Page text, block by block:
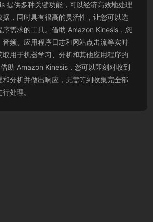
提供多种关键功能，可以经济高效地处理
据，同时具有很高的灵活性，让您可以选
序需求的工具。借助 Amazon Kinesis，您
音频、应用程序日志和网站点击流等实时
取用于机器学习、分析和其他应用程序的
助 Amazon Kinesis，您可以即刻对收到
和分析并做出响应，无需等到收集完全部
处理。